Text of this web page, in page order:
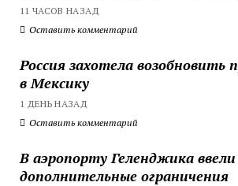
11 ЧАСОВ НАЗАД
Оставить комментарий
Россия захотела возобновить
в Мексику
1 ДЕНЬ НАЗАД
Оставить комментарий
В аэропорту Геленджика ввели
дополнительные ограничения